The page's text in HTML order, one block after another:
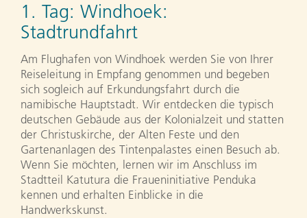
1. Tag: Windhoek:
Stadtrundfahrt
Am Flughafen von Windhoek werden Sie von Ihrer
Reiseleitung in Empfang genommen und begeben
sich sogleich auf Erkundungsfahrt durch die
namibische Hauptstadt. Wir entdecken die typisch
deutschen Gebäude aus der Kolonialzeit und statten
der Christuskirche, der Alten Feste und den
Gartenanlagen des Tintenpalastes einen Besuch ab.
Wenn Sie möchten, lernen wir im Anschluss im
Stadtteil Katutura die Fraueninitiative Penduka
kennen und erhalten Einblicke in die
Handwerkskunst.